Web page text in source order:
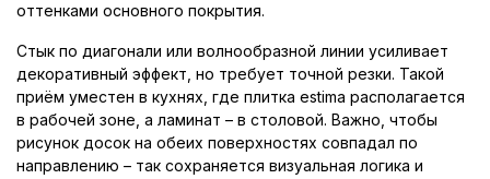
оттенками основного покрытия.
Стык по диагонали или волнообразной линии усиливает
декоративный эффект, но требует точной резки. Такой
приём уместен в кухнях, где плитка estimа располагается
в рабочей зоне, а ламинат – в столовой. Важно, чтобы
рисунок досок на обеих поверхностях совпадал по
направлению – так сохраняется визуальная логика и